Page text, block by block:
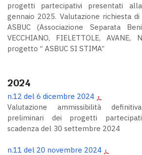
progetti partecipativi presentati
gennaio 2025. Valutazione richiesta
ASBUC (Associazione Separata
VECCHIANO, FIELETTOLE, AVANE,
progetto “ ASBUC SI STIMA”
2024
n.12 del 6 dicembre 2024
Valutazione ammissibilità
preliminari dei progetti
scadenza del 30 settembre 2024
n.11 del 20 novembre 2024